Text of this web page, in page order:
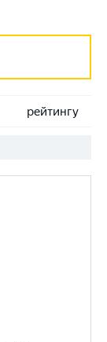
рейтингу